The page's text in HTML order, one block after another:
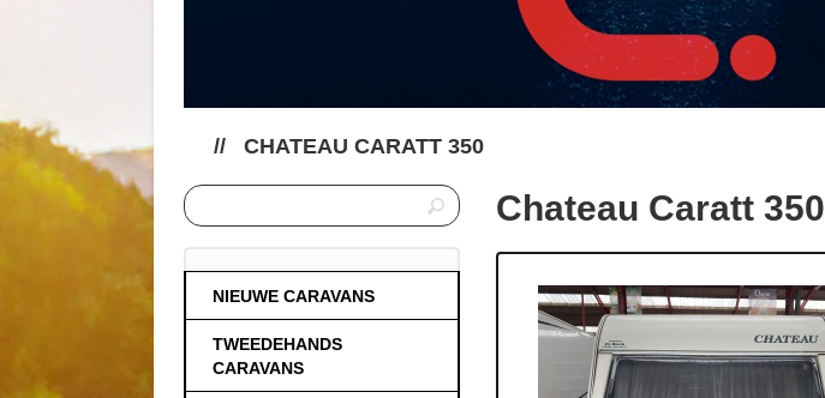
// CHATEAU CARATT 350
NIEUWE CARAVANS
TWEEDEHANDS
CARAVANS
Chateau Caratt 350